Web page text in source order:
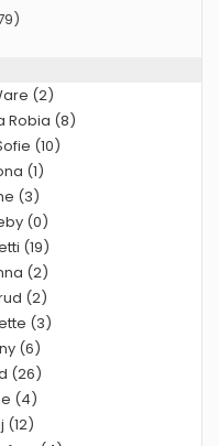
(2)
Robia (8)
(10)
(1)
(3)
(0)
(19)
(2)
(2)
(3)
(6)
(26)
(4)
(12)